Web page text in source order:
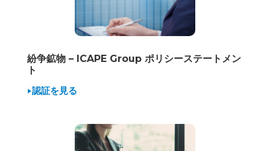
紛争鉱物 – ICAPE Group ポリシーステートメン
ト
認証を見る